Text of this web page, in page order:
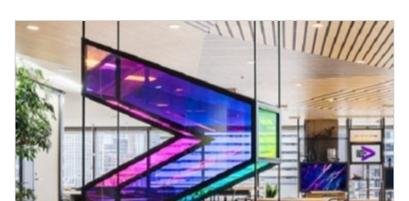
※記載の給与Rangeは手当を含まない基本給の記載となり
ます。
（※ 想定年収は年収提示額を保証するものではありません）